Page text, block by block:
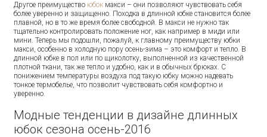
Другое преимущество юбок макси – они позволяют чувствовать себя
более уверенно и защищенно. Походка в длинной юбке становится более
плавной, но в то же время более свободной. В макси не нужно так
тщательно контролировать положение ног, как например в миди или
мини. Теперь мы подошли, пожалуй, к главному преимуществу юбки
макси, особенно в холодную пору осень-зима – это комфорт и тепло. В
длинной юбке в пол или по щиколотку, выполненной из качественной
плотной ткани, так же тепло и удобно, как и в обычных брюках. С
понижением температуры воздуха под такую юбку можно надевать
тонкое термобелье, что позволит чувствовать себя комфортно и
уверенно.
Модные тенденции в дизайне длинных
юбок сезона осень-2016